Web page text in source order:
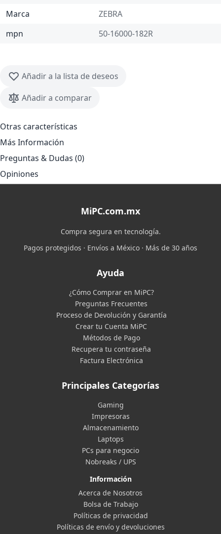
Marca
ZEBRA
mpn
50-16000-182R
Añadir a la lista de deseos
Añadir a comparar
Otras características
Más Información
Preguntas & Dudas (0)
Opiniones
MiPC.com.mx
Compra segura en tecnología.
Pagos protegidos · Envíos a México · Más de 30 años
Ayuda
¿Cómo Comprar en MiPC?
Preguntas Frecuentes
Proceso de Devolución y Garantía
Crear tu Cuenta MiPC
Métodos de Pago
Recupera tu contraseña
Factura Electrónica
Principales Categorías
Gaming
Impresoras
Almacenamiento
Laptops
PCs para negocio
Nobreaks / UPS
Información
Acerca de Nosotros
Bolsa de Trabajo
Políticas de privacidad
Políticas de envío y devoluciones